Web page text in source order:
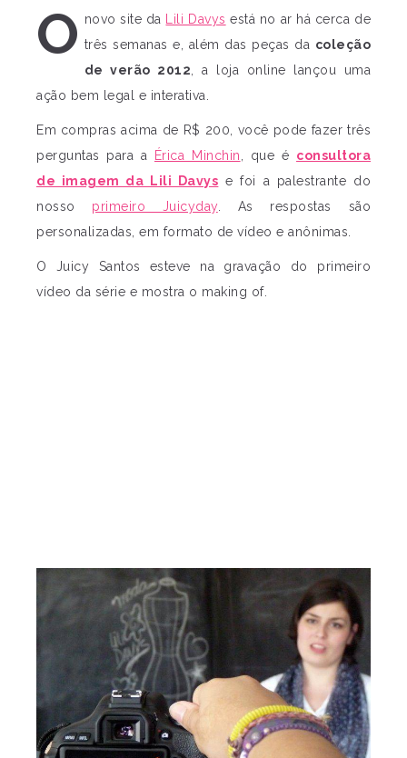
O novo site da Lili Davys está no ar há cerca de
três semanas e, além das peças da coleção
de verão 2012 , a loja online lançou uma
ação bem legal e interativa.
Em compras acima de R$ 200, você pode fazer três
perguntas para a
Érica Minchin , que é consultora
de imagem da Lili Davys e foi a palestrante do
nosso primeiro Juicyday. As respostas são
personalizadas, em formato de vídeo e anônimas.
O Juicy Santos esteve na gravação do primeiro
vídeo da série e mostra o making of.